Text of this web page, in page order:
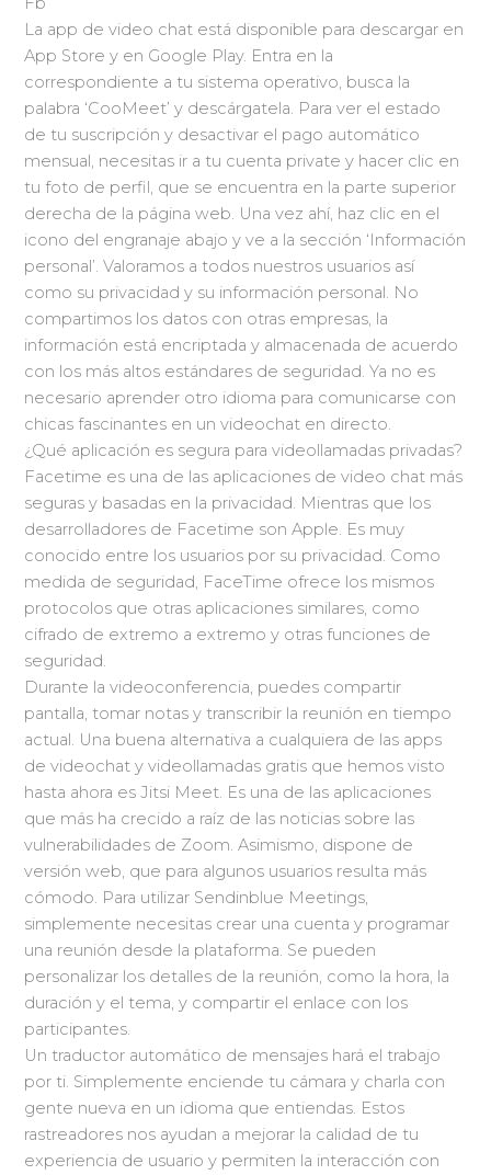
La app de video chat está disponible para descargar en
App Store y en Google Play. Entra en la
correspondiente a tu sistema operativo, busca la
palabra ‘CooMeet’ y descárgatela. Para ver el estado
de tu suscripción y desactivar el pago automático
mensual, necesitas ir a tu cuenta private y hacer clic en
tu foto de perfil, que se encuentra en la parte superior
derecha de la página web. Una vez ahí, haz clic en el
icono del engranaje abajo y ve a la sección ‘Información
personal’. Valoramos a todos nuestros usuarios así
como su privacidad y su información personal. No
compartimos los datos con otras empresas, la
información está encriptada y almacenada de acuerdo
con los más altos estándares de seguridad. Ya no es
necesario aprender otro idioma para comunicarse con
chicas fascinantes en un videochat en directo.
¿Qué aplicación es segura para videollamadas privadas?
Facetime es una de las aplicaciones de video chat más
seguras y basadas en la privacidad. Mientras que los
desarrolladores de Facetime son Apple. Es muy
conocido entre los usuarios por su privacidad. Como
medida de seguridad, FaceTime ofrece los mismos
protocolos que otras aplicaciones similares, como
cifrado de extremo a extremo y otras funciones de
seguridad.
Durante la videoconferencia, puedes compartir
pantalla, tomar notas y transcribir la reunión en tiempo
actual. Una buena alternativa a cualquiera de las apps
de videochat y videollamadas gratis que hemos visto
hasta ahora es Jitsi Meet. Es una de las aplicaciones
que más ha crecido a raíz de las noticias sobre las
vulnerabilidades de Zoom. Asimismo, dispone de
versión web, que para algunos usuarios resulta más
cómodo. Para utilizar Sendinblue Meetings,
simplemente necesitas crear una cuenta y programar
una reunión desde la plataforma. Se pueden
personalizar los detalles de la reunión, como la hora, la
duración y el tema, y compartir el enlace con los
participantes.
Un traductor automático de mensajes hará el trabajo
por ti. Simplemente enciende tu cámara y charla con
gente nueva en un idioma que entiendas. Estos
rastreadores nos ayudan a mejorar la calidad de tu
experiencia de usuario y permiten la interacción con